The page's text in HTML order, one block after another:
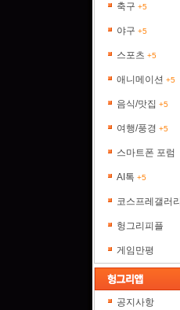
축구 +5
야구 +5
스포츠 +5
애니메이션 +5
음식/맛집 +5
여행/풍경 +5
스마트폰 포럼
AI톡 +5
코스프레갤러리
헝그리피플
게임만평
공지사항